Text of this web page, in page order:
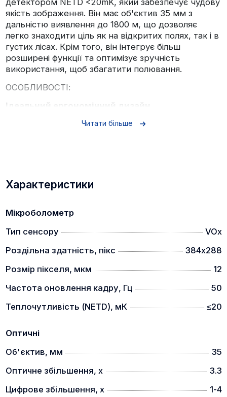
якість зображення. Він має об'єктив 35 мм з
дальністю виявлення до 1800 м, що дозволяє
легко знаходити ціль як на відкритих полях, так і в
густих лісах. Крім того, він інтегрує більш
розширені функції та оптимізує зручність
використання, щоб збагатити полювання.
ОСОБЛИВОСТІ:
Ідеальний ергономічний дизайн
розроблена з урахуванням всії тонкощів роботи в
польових умовах, тому прилад ідеально лежить в
руці та ним дуже зручно керувати.
Велике збільшення
забезпечує чудову різкість і роздільну здатність
зображення.
Тривалий термін служби батареї
Читати більше
Характеристики
Мікроболометр
Тип сенсору
VOx
Роздільна здатність, пікс
384х288
Розмір пікселя, мкм
12
Частота оновлення кадру, Гц
50
Теплочутливість (NETD), мК
≤20
Оптичні
Об'єктив, мм
35
Оптичне збільшення, x
3.3
Цифрове збільшення, x
1-4